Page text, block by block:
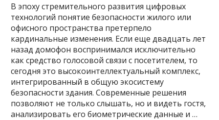
В эпоху стремительного развития цифровых
технологий понятие безопасности жилого или
офисного пространства претерпело
кардинальные изменения. Если еще двадцать лет
назад домофон воспринимался исключительно
как средство голосовой связи с посетителем, то
сегодня это высокоинтеллектуальный комплекс,
интегрированный в общую экосистему
безопасности здания. Современные решения
позволяют не только слышать, но и видеть гостя,
анализировать его биометрические данные и …